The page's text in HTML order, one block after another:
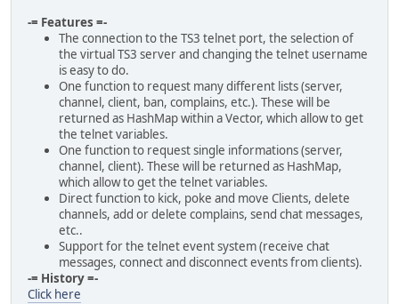
-= Features =-
The connection to the TS3 telnet port, the selection of
the virtual TS3 server and changing the telnet username
is easy to do.
One function to request many different lists (server,
channel, client, ban, complains, etc.). These will be
returned as HashMap within a Vector, which allow to get
the telnet variables.
One function to request single informations (server,
channel, client). These will be returned as HashMap,
which allow to get the telnet variables.
Direct function to kick, poke and move Clients, delete
channels, add or delete complains, send chat messages,
etc..
Support for the telnet event system (receive chat
messages, connect and disconnect events from clients).
-= History =-
Click here